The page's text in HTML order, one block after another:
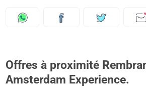
Offres à proximité
Amsterdam Experience.